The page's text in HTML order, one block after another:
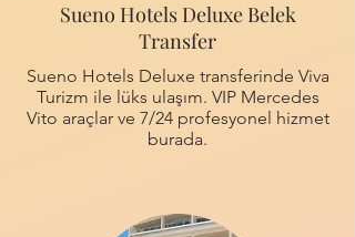
Sueno Hotels Deluxe Belek
Transfer
Sueno Hotels Deluxe transferinde Viva
Turizm ile lüks ulaşım. VIP Mercedes
Vito araçlar ve 7/24 profesyonel hizmet
burada.